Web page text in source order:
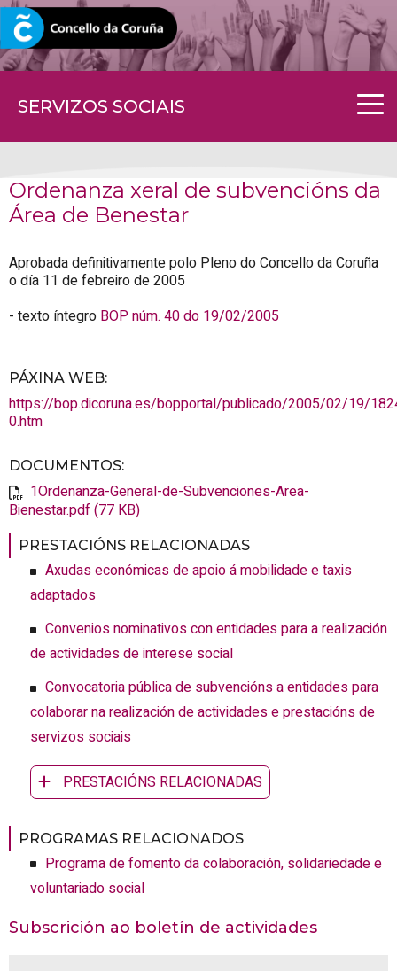
SERVIZOS SOCIAIS
CORUNA.GAL
Ordenanza xeral de subvencións da
Área de Benestar
Aprobada definitivamente polo Pleno do Concello da Coruña
o día 11 de febreiro de 2005
- texto íntegro BOP núm. 40 do 19/02/2005
PÁXINA WEB:
https://bop.dicoruna.es/bopportal/publicado/2005/02/19/
0.htm
DOCUMENTOS:
1Ordenanza-General-de-Subvenciones-Area-
Bienestar.pdf (77 KB)
PRESTACIÓNS RELACIONADAS
Axudas económicas de apoio á mobilidade e taxis
adaptados
Convenios nominativos con entidades para a realización
de actividades de interese social
Convocatoria pública de subvencións a entidades para
colaborar na realización de actividades e prestacións de
servizos sociais
PRESTACIÓNS RELACIONADAS
PROGRAMAS RELACIONADOS
Programa de fomento da colaboración, solidariedade e
voluntariado social
Subscrición ao boletín de actividades